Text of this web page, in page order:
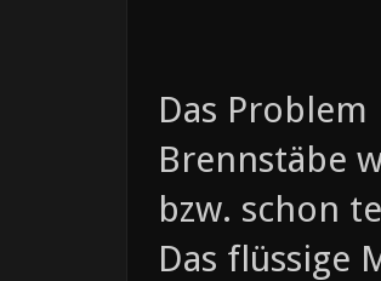
Das
Brennstäbe
bzw. schon
Das flüssige